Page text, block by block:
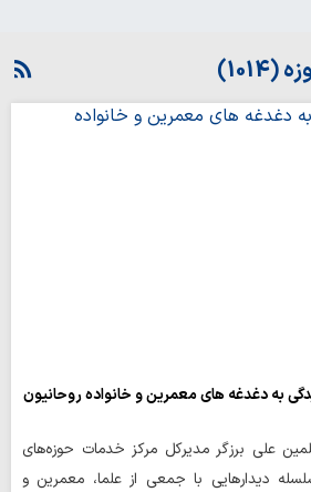
به دغدغه های معمرین و خانواده روحانیون
علی برزگر مدیرکل مرکز خدمات حوزه‌های
دیدارهایی با جمعی از علما، معمرین و